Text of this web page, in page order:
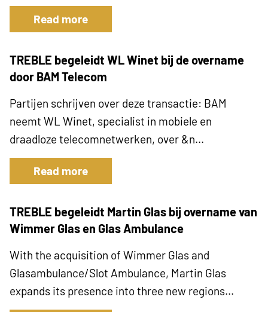
Read more
TREBLE begeleidt WL Winet bij de overname
door BAM Telecom
Partijen schrijven over deze transactie: BAM
neemt WL Winet, specialist in mobiele en
draadloze telecomnetwerken, over &n...
Read more
TREBLE begeleidt Martin Glas bij overname van
Wimmer Glas en Glas Ambulance
With the acquisition of Wimmer Glas and
Glasambulance/Slot Ambulance, Martin Glas
expands its presence into three new regions...